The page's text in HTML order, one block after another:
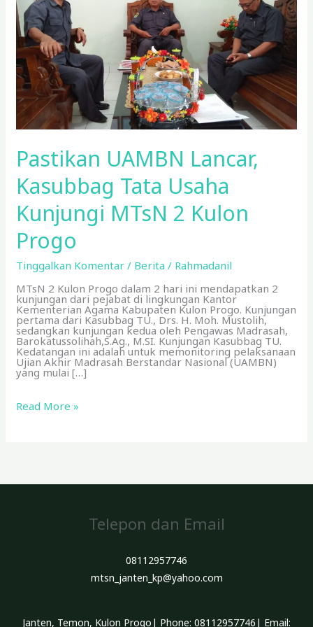
Pastikan UAMBN Lancar,
Kasubbag Tata Usaha
Kunjungi MTsN 2 Kulon
Progo
Tinggalkan Komentar / Berita / Rahmadanil
MTsN 2 Kulon Progo dalam 2 hari ini mendapatkan 2
kunjungan dari pejabat di lingkungan Kantor
Kementerian Agama Kabupaten Kulon Progo. Kunjungan
pertama dari Kasubbag TU., Drs. H. Moh. Mustolih,
sedangkan kunjungan kedua oleh Pengawas Madrasah,
Barokatussolihah,S.Ag., M.SI. Kunjungan Kasubbag TU.
Kedatangan ini adalah untuk memonitoring pelaksanaan
Ujian Akhir Madrasah Berstandar Nasional (UAMBN)
yang mulai […]
2
Kulon
Progo
Read More »
Telepon dan Email
08112957746
mtsn_janten_kp@yahoo.com
Janten, Temon, Kulon Progo| Phone: 08112957746| Email: